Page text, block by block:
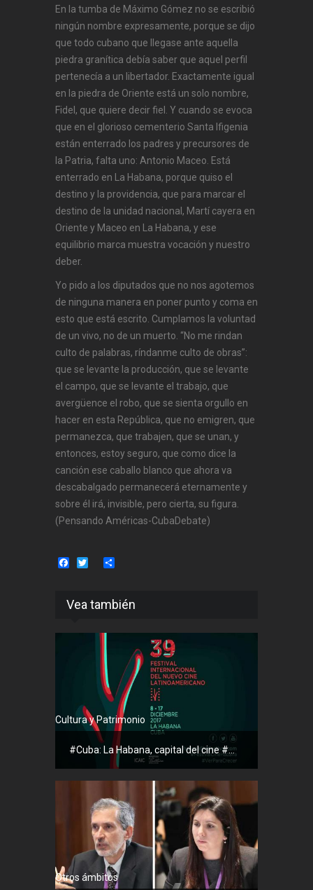
En la tumba de Máximo Gómez no se escribió
ningún nombre expresamente, porque se dijo
que todo cubano que llegase ante aquella
piedra granítica debía saber que aquel perfil
pertenecía a un libertador. Exactamente igual
en la piedra de Oriente está un solo nombre,
Fidel, que quiere decir fiel. Y cuando se evoca
que en el glorioso cementerio Santa Ifigenia
están enterrado los padres y precursores de
la Patria, falta uno: Antonio Maceo. Está
enterrado en La Habana, porque quiso el
destino y la providencia, que para marcar el
destino de la unidad nacional, Martí cayera en
Oriente y Maceo en La Habana, y ese
equilibrio marca muestra vocación y nuestro
deber.
Yo pido a los diputados que no nos agotemos
de ninguna manera en poner punto y coma en
esto que está escrito. Cumplamos la voluntad
de un vivo, no de un muerto. “No me rindan
culto de palabras, ríndanme culto de obras”:
que se levante la producción, que se levante
el campo, que se levante el trabajo, que
avergüence el robo, que se sienta orgullo en
hacer en esta República, que no emigren, que
permanezca, que trabajen, que se unan, y
entonces, estoy seguro, que como dice la
canción ese caballo blanco que ahora va
descabalgado permanecerá eternamente y
sobre él irá, invisible, pero cierta, su figura.
(Pensando Américas-CubaDebate)
Facebook
Twitter
Vea también
Cultura y Patrimonio
#Cuba: La Habana, capital del cine #...
Otros ámbitos